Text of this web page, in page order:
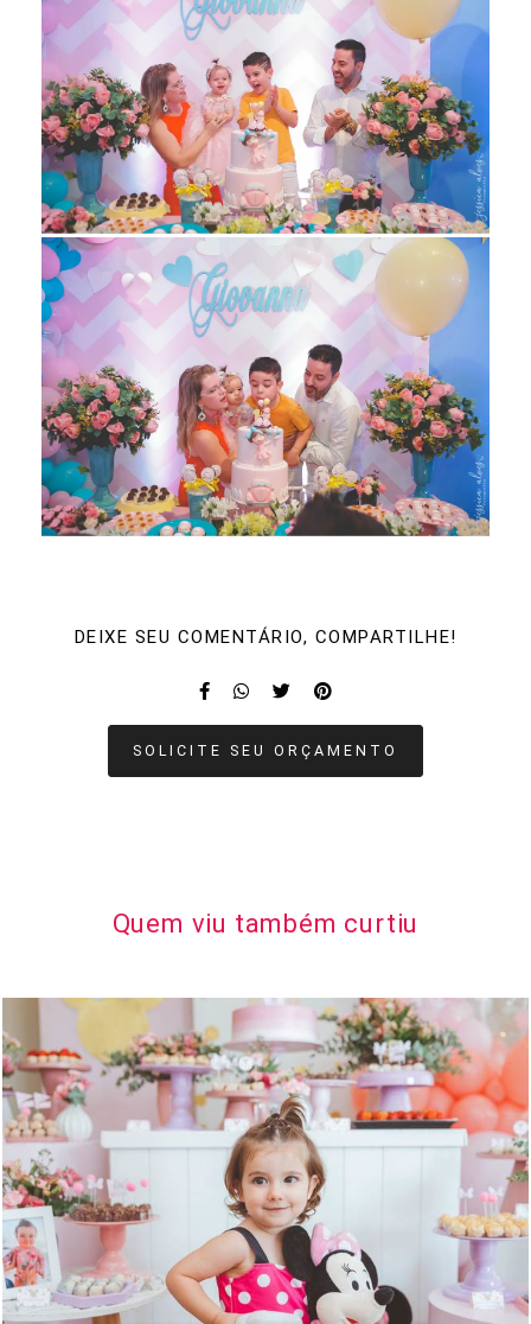
DEIXE SEU COMENTÁRIO, COMPARTILHE!
SOLICITE SEU ORÇAMENTO
Quem viu também curtiu
576